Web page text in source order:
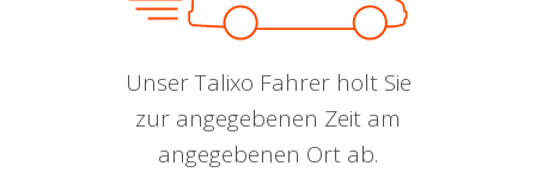
Unser Talixo Fahrer holt Sie
zur angegebenen Zeit am
angegebenen Ort ab.